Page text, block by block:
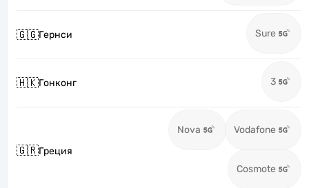
🇬🇬Гернси Sure
🇭🇰Гонконг 3
🇬🇷Греция
Nova Vodafone
Cosmote